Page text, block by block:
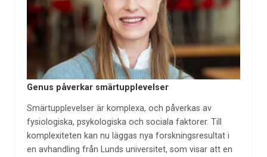
Genus påverkar smärtupplevelser
Smärtupplevelser är komplexa, och påverkas av
fysiologiska, psykologiska och sociala faktorer. Till
komplexiteten kan nu läggas nya forskningsresultat i
en avhandling från Lunds universitet, som visar att en